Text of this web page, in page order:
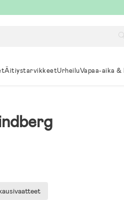
ÄitiystarvikkeetUrheiluVapaa-aika